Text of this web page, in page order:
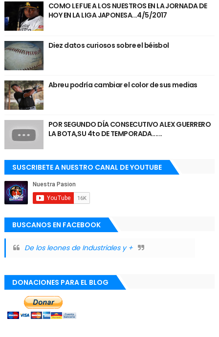
COMO LE FUE A LOS NUESTROS EN LA JORNADA DE
HOY EN LA LIGA JAPONESA...4/5/2017
Diez datos curiosos sobre el béisbol
Abreu podría cambiar el color de sus medias
POR SEGUNDO DÍA CONSECUTIVO ALEX GUERRERO
LA BOTA,SU 4to DE TEMPORADA......
SUSCRIBETE A NUESTRO CANAL DE YOUTUBE
BUSCANOS EN FACEBOOK
De los leones de Industriales y +
DONACIONES PARA EL BLOG